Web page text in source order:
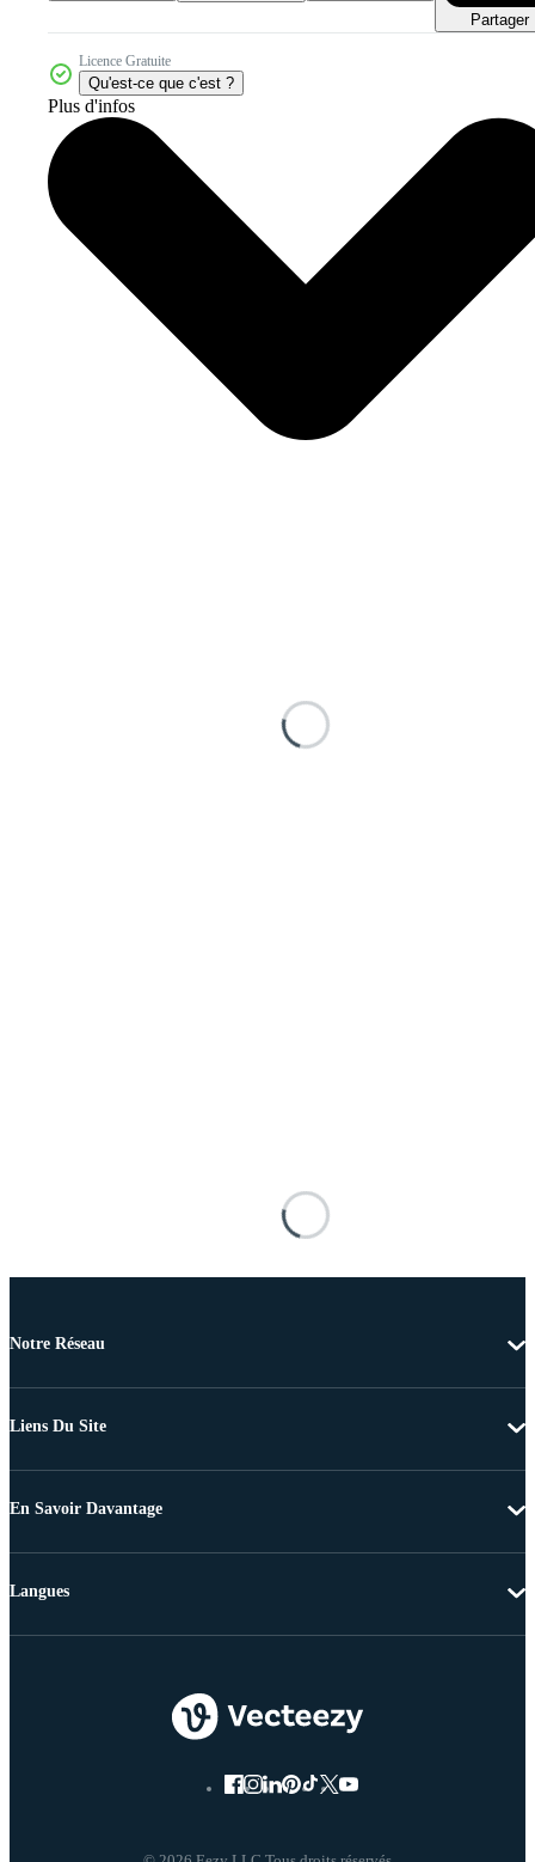
Partager
Licence Gratuite
Qu'est-ce que c'est ?
Plus d'infos
Notre Réseau
Liens Du Site
En Savoir Davantage
Langues